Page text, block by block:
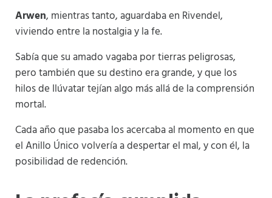
Arwen, mientras tanto, aguardaba en Rivendel,
viviendo entre la nostalgia y la fe.
Sabía que su amado vagaba por tierras peligrosas,
pero también que su destino era grande, y que los
hilos de Ilúvatar tejían algo más allá de la comprensión
mortal.
Cada año que pasaba los acercaba al momento en que
el Anillo Único volvería a despertar el mal, y con él, la
posibilidad de redención.